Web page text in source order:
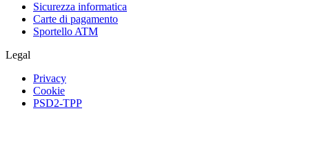
Sicurezza informatica
Carte di pagamento
Sportello ATM
Legal
Privacy
Cookie
PSD2-TPP